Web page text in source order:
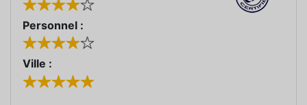
Personnel :
Ville :